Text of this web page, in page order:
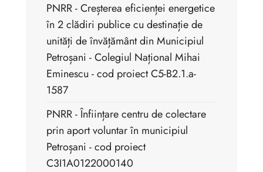
PNRR - Creșterea eficienței energetice
în 2 clădiri publice cu destinație de
unități de învățământ din Municipiul
Petroșani - Colegiul Național Mihai
Eminescu - cod proiect C5-B2.1.a-
1587
PNRR - Înființare centru de colectare
prin aport voluntar în municipiul
Petroșani - cod proiect
C3I1A0122000140